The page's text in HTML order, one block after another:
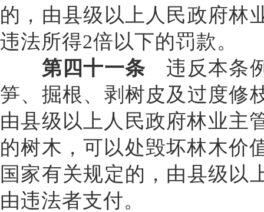
的，由县级以上人民政府林
违法所得2倍以下的罚款。
第四十一条 违反本条
笋、掘根、剥树皮及过度修
由县级以上人民政府林业主
的树木，可以处毁坏林木价
国家有关规定的，由县级以
由违法者支付。